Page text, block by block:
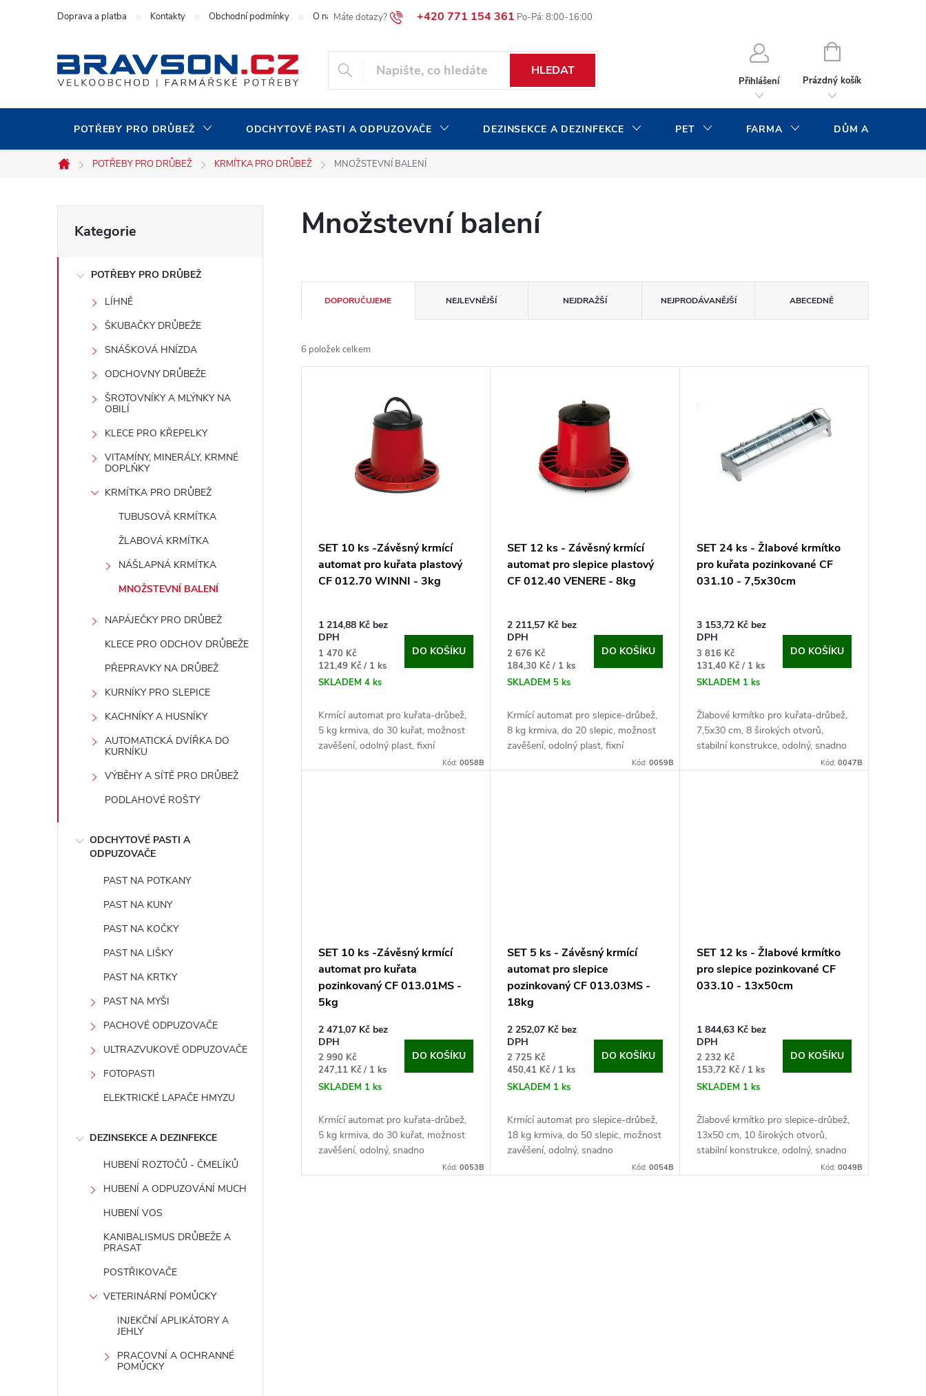
+420 771 154 361
Doprava a platba Kontakty Obchodní podmínky O naší společnosti Blog Volná pracovní místa
HLEDAT
Přihlášení
NÁKUPNÍ
Prázdný košík
POTŘEBY PRO DRŮBEŽ ODCHYTOVÉ PASTI A ODPUZOVAČE DEZINSEKCE A DEZINFEKCE PET FARMA DŮM A ZAHRADA
Domů
POTŘEBY PRO DRŮBEŽ KRMÍTKA PRO DRŮBEŽ MNOŽSTEVNÍ BALENÍ
o
kategorie
Kategorie
POTŘEBY PRO DRŮBEŽ
LÍHNĚ
ŠKUBAČKY DRŮBEŽE
SNÁŠKOVÁ HNÍZDA
ODCHOVNY DRŮBEŽE
ŠROTOVNÍKY A MLÝNKY NA
OBILÍ
KLECE PRO KŘEPELKY
VITAMÍNY, MINERÁLY, KRMNÉ
DOPLŇKY
KRMÍTKA PRO DRŮBEŽ
TUBUSOVÁ KRMÍTKA
ŽLABOVÁ KRMÍTKA
NÁŠLAPNÁ KRMÍTKA
MNOŽSTEVNÍ BALENÍ
NAPÁJEČKY PRO DRŮBEŽ
KLECE PRO ODCHOV DRŮBEŽE
PŘEPRAVKY NA DRŮBEŽ
KURNÍKY PRO SLEPICE
KACHNÍKY A HUSNÍKY
AUTOMATICKÁ DVÍŘKA DO
KURNÍKU
VÝBĚHY A SÍTĚ PRO DRŮBEŽ
PODLAHOVÉ ROŠTY
ODCHYTOVÉ PASTI A
ODPUZOVAČE
PAST NA POTKANY
PAST NA KUNY
PAST NA KOČKY
PAST NA LIŠKY
PAST NA KRTKY
PAST NA MYŠI
PACHOVÉ ODPUZOVAČE
ULTRAZVUKOVÉ ODPUZOVAČE
FOTOPASTI
ELEKTRICKÉ LAPAČE HMYZU
DEZINSEKCE A DEZINFEKCE
HUBENÍ ROZTOČŮ - ČMELÍKŮ
HUBENÍ A ODPUZOVÁNÍ MUCH
HUBENÍ VOS
KANIBALISMUS DRŮBEŽE A
PRASAT
POSTŘIKOVAČE
VETERINÁRNÍ POMŮCKY
INJEKČNÍ APLIKÁTORY A
JEHLY
PRACOVNÍ A OCHRANNÉ
POMŮCKY
Množstevní balení
a
z
DOPORUČUJEME NEJLEVNĚJŠÍ NEJDRAŽŠÍ NEJPRODÁVANĚJŠÍ ABECEDNĚ
6 položek celkem
t
SET 10 ks -Závěsný krmící
automat pro kuřata plastový
CF 012.70 WINNI - 3kg
1 214,88 Kč bez
DPH
1 470 Kč
Měrná
cena:
121,49 Kč / 1 ks
SKLADEM 4 ks
DO KOŠÍKU
Krmící automat pro kuřata-drůbež,
5 kg krmiva, do 30 kuřat, možnost
zavěšení, odolný plast, fixní
ochranná mřížka proti plýtváníKód:0058B
SET 12 ks - Závěsný krmící
automat pro slepice plastový
CF 012.40 VENERE - 8kg
2 211,57 Kč bez
DPH
2 676 Kč
Měrná
cena:
184,30 Kč / 1 ks
SKLADEM 5 ks
DO KOŠÍKU
Krmící automat pro slepice-drůbež,
8 kg krmiva, do 20 slepic, možnost
zavěšení, odolný plast, fixní
ochranná mřížka proti plýtváníKód: 0059B
SET 24 ks - Žlabové krmítko
pro kuřata pozinkované CF
031.10 - 7,5x30cm
3 153,72 Kč bez
DPH
3 816 Kč
Měrná
cena:
131,40 Kč / 1 ks
SKLADEM 1 ks
DO KOŠÍKU
Žlabové krmítko pro kuřata-drůbež,
7,5x30 cm, 8 širokých otvorů,
stabilní konstrukce, odolný, snadno
omyvatelný pozinkovaný povrch.
Kód: 0047B
SET 10 ks -Závěsný krmící
automat pro kuřata
pozinkovaný CF 013.01MS -
5kg
2 471,07 Kč bez
DPH
2 990 Kč
Měrná
cena:
247,11 Kč / 1 ks
SKLADEM 1 ks
DO KOŠÍKU
Krmící automat pro kuřata-drůbež,
5 kg krmiva, do 30 kuřat, možnost
zavěšení, odolný, snadno
omyvatelný pozinkovaný povrch.
Kód:0053B
SET 5 ks - Závěsný krmící
automat pro slepice
pozinkovaný CF 013.03MS -
18kg
2 252,07 Kč bez
DPH
2 725 Kč
Měrná
cena:
450,41 Kč / 1 ks
SKLADEM 1 ks
DO KOŠÍKU
Krmící automat pro slepice-drůbež,
18 kg krmiva, do 50 slepic, možnost
zavěšení, odolný, snadno
omyvatelný pozinkovaný povrch.
Kód: 0054B
SET 12 ks - Žlabové krmítko
pro slepice pozinkované CF
033.10 - 13x50cm
1 844,63 Kč bez
DPH
2 232 Kč
Měrná
cena:
153,72 Kč / 1 ks
SKLADEM 1 ks
DO KOŠÍKU
Žlabové krmítko pro slepice-drůbež,
13x50 cm, 10 širokých otvorů,
stabilní konstrukce, odolný, snadno
omyvatelný pozinkovaný povrch.
Kód: 0049B